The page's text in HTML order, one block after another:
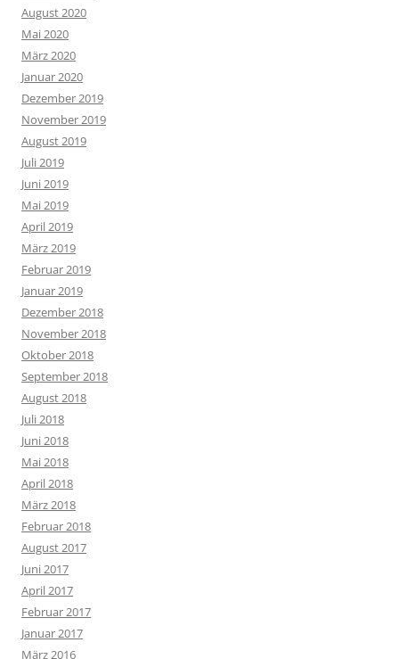
August 2020
Mai 2020
März 2020
Januar 2020
Dezember 2019
November 2019
August 2019
Juli 2019
Juni 2019
Mai 2019
April 2019
März 2019
Februar 2019
Januar 2019
Dezember 2018
November 2018
Oktober 2018
September 2018
August 2018
Juli 2018
Juni 2018
Mai 2018
April 2018
März 2018
Februar 2018
August 2017
Juni 2017
April 2017
Februar 2017
Januar 2017
März 2016